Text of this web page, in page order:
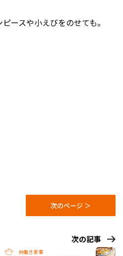
ースや小えびをのせても。
次のページ ＞
次の記事
共働き家事